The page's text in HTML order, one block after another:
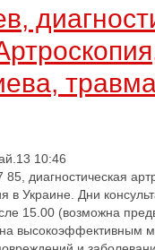
10:46
диагностическая
в Украине. Дни
15.00 (возможна
высокоэффективным